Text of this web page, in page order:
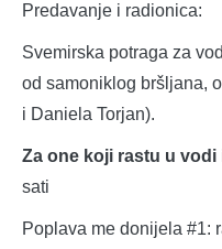
Predavanje i radionica:
Svemirska potraga za
od samoniklog bršljana,
i Daniela Torjan).
Za one koji rastu u
sati
Poplava me donijela #1: